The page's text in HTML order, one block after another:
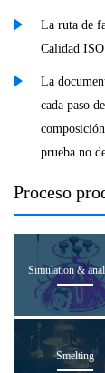
La ruta de
Calidad
La
cada paso
prueba no
Proceso
Simulation &
Smelting